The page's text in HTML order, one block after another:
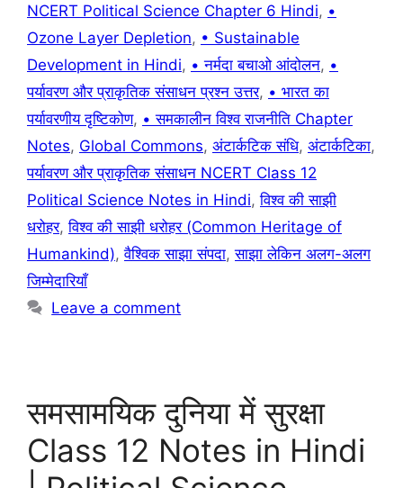
NCERT Political Science Chapter 6 Hindi, •
Ozone Layer Depletion, • Sustainable
Development in Hindi, • नर्मदा बचाओ आंदोलन, •
पर्यावरण और प्राकृतिक संसाधन प्रश्न उत्तर, • भारत का
पर्यावरणीय दृष्टिकोण, • समकालीन विश्व राजनीति Chapter
Notes, Global Commons, अंटार्कटिक संधि, अंटार्कटिका,
पर्यावरण और प्राकृतिक संसाधन NCERT Class 12
Political Science Notes in Hindi,विश्व की साझी
धरोहर,विश्व की साझी धरोहर (Common Heritage of
Humankind),वैश्विक साझा संपदा,साझा लेकिन अलग-अलग
जिम्मेदारियाँ
Leave a comment
समसामयिक दुनिया में सुरक्षा
Class 12 Notes in Hindi